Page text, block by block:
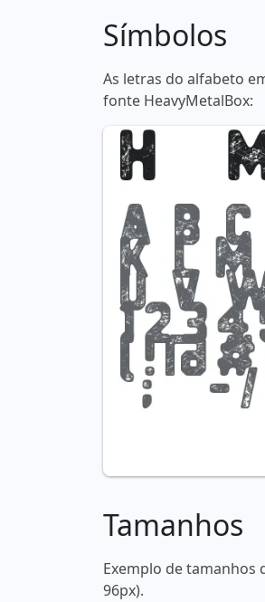
Símbolos
As letras do alfabeto
fonte HeavyMetalBox:
Tamanhos
Exemplo de tamanhos
96px).